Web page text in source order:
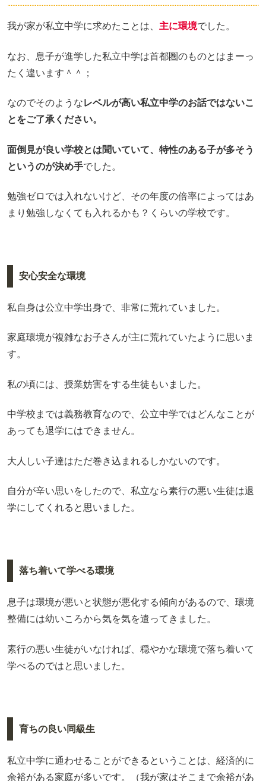
我が家が私立中学に求めたことは、 主に環境でした。
なお、息子が進学した私立中学は首都圏のものとはまーっ
たく違います＾＾；
なのでそのようなレベルが高い私立中学のお話ではないこ
とをご了承ください。
面倒見が良い学校とは聞いていて、特性のある子が多そう
というのが決め手でした。
勉強ゼロでは入れないけど、その年度の倍率によってはあ
まり勉強しなくても入れるかも？くらいの学校です。
安心安全な環境
私自身は公立中学出身で、非常に荒れていました。
家庭環境が複雑なお子さんが主に荒れていたように思いま
す。
私の頃には、授業妨害をする生徒もいました。
中学校までは義務教育なので、公立中学ではどんなことが
あっても退学にはできません。
大人しい子達はただ巻き込まれるしかないのです。
自分が辛い思いをしたので、私立なら素行の悪い生徒は退
学にしてくれると思いました。
落ち着いて学べる環境
息子は環境が悪いと状態が悪化する傾向があるので、環境
整備には幼いころから気を気を遣ってきました。
素行の悪い生徒がいなければ、穏やかな環境で落ち着いて
学べるのではと思いました。
育ちの良い同級生
私立中学に通わせることができるということは、経済的に
余裕がある家庭が多いです。（我が家はそこまで余裕があ